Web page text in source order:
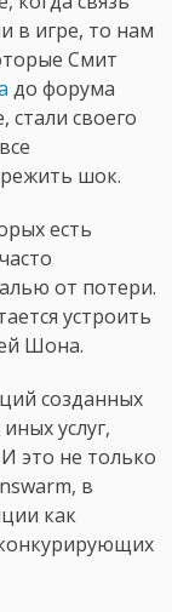
в игре, то нам
Смит
до форума
стали своего
шок.
есть
от потери.
устроить
Шона.
созданных
услуг,
это не только
в
как